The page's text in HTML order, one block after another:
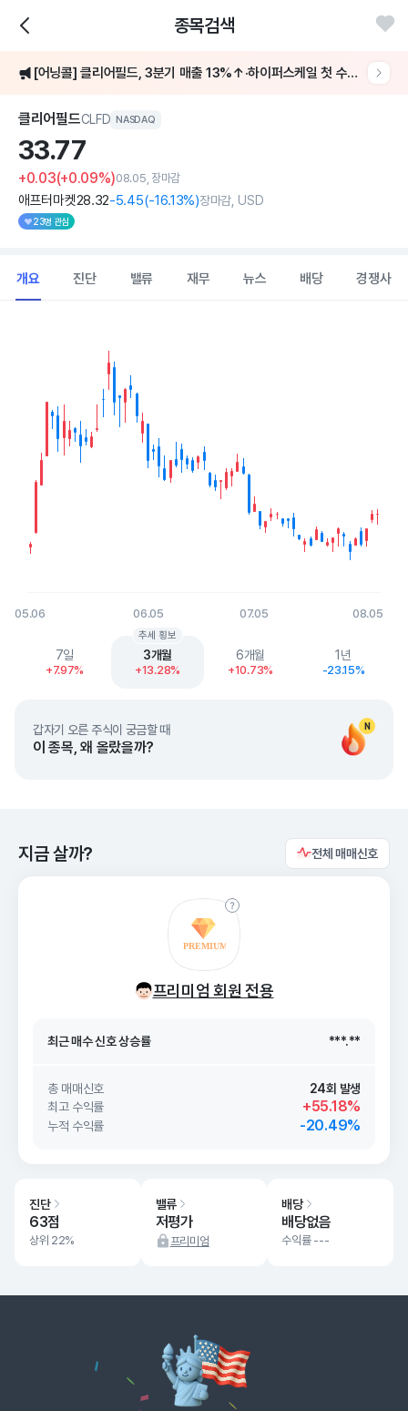
종목검색
주가가 10% 이상 급락했어요
[어닝콜] 클리어필드, 3분기 매출 13%↑·하이퍼스케일 첫 수주 2200만弗
3분기 매출 4390만 달러·EPS 0.22달러 기록
주가가 10% 이상 급락했어요
클리어필드CLFD NASDAQ
33.77
+0.03(+0.09%)08.05, 장마감
애프터마켓28.32-5.45(-16.13%)장마감, USD
23명 관심
개요 진단 밸류 재무 뉴스 배당 경쟁사
View as data table, Chart
The chart has 1 X axis displaying Time. Data ranges from
The chart has 1 Y axis displaying values. Data ranges from 28.42
05.06 06.05 07.05 08.05
End of interactive chart.
7일
+7.97%
3개월
+13.28%
추세 횡보
6개월
+10.73%
1년
-23.15%
N
갑자기 오른 주식이 궁금할 때
이 종목, 왜 올랐을까?
지금 살까? 전체 매매신호
프리미엄 회원 전용
26. 08/06
최근 매수 신호 상승률 ***.**
최근 매수 신호 ***.**
총 매매신호
24회 발생
최고 수익률
+55.18%
누적 수익률 -20.49%
진단
63점
상위 22%
밸류
저평가
프리미엄
배당
배당없음
수익률 ---